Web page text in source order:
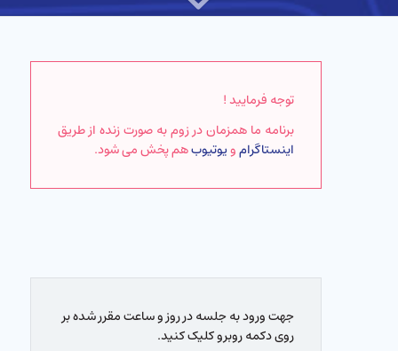
توجه فرمایید !
برنامه ما همزمان در زوم به صورت زنده از طریق
اینستاگرامویوتیوبهم پخش می شود.
جهت ورود به جلسه در روز و ساعت مقرر شده بر
روی دکمه روبرو کلیک کنید.